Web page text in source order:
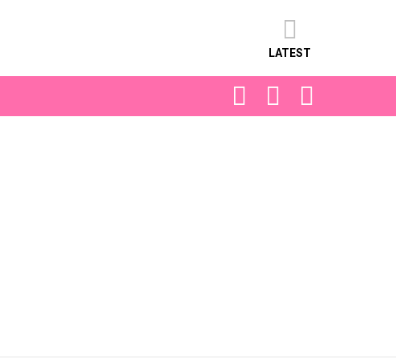
LATEST
FOLLOW SEARCH